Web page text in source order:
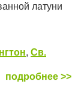
латуни
, Св.
подробнее >>